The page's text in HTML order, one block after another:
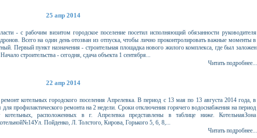
25 апр 2014
- с рабочим визитом городское поселение посетил исполняющий обязанности руководителя
Всего на один день отозван из отпуска, чтобы лично проконтролировать важные моменты в
Первый пункт назначения - строительная площадка нового жилого комплекса, где был заложен
строительства - сегодня, сдача объекта 1 сентября...
Читать подробнее...
22 апр 2014
котельных городского поселения Апрелевка. В период с 13 мая по 13 августа 2014 года, в
профилактического ремонта на 2 недели. Сроки отключения горячего водоснабжения на период
котельных, расположенных в г. Апрелевка представлены в таблице ниже. КотельнаяЗона
Пойденко, Л. Толстого, Кирова, Горького 5, 6, 8,...
Читать подробнее...